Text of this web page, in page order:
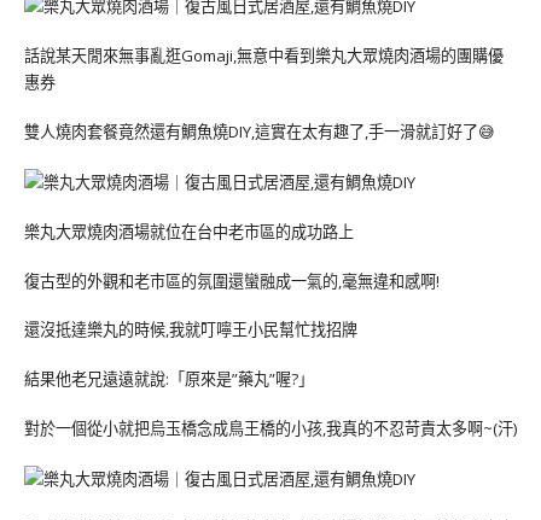
話說某天閒來無事亂逛Gomaji,無意中看到樂丸大眾燒肉酒場的團購優
惠券
雙人燒肉套餐竟然還有鯛魚燒DIY,這實在太有趣了,手一滑就訂好了😅
樂丸大眾燒肉酒場就位在台中老市區的成功路上
復古型的外觀和老市區的氛圍還蠻融成一氣的,毫無違和感啊!
還沒抵達樂丸的時候,我就叮嚀王小民幫忙找招牌
結果他老兄遠遠就說:「原來是”藥丸”喔?」
對於一個從小就把烏玉橋念成鳥王橋的小孩,我真的不忍苛責太多啊~(汗)